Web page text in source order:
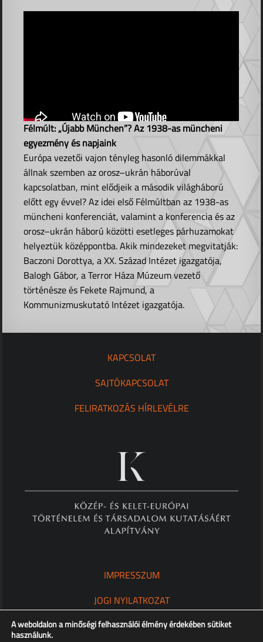
Félmúlt: „Újabb München”? Az 1938-as müncheni
egyezmény és napjaink
Európa vezetői vajon tényleg hasonló dilemmákkal
állnak szemben az orosz–ukrán háborúval
kapcsolatban, mint elődjeik a második világháború
előtt egy évvel? Az idei első Félmúltban az 1938-as
müncheni konferenciát, valamint a konferencia és az
orosz–ukrán háború közötti esetleges párhuzamokat
helyeztük középpontba. Akik mindezeket megvitatják:
Baczoni Dorottya, a XX. Század Intézet igazgatója,
Balogh Gábor, a Terror Háza Múzeum vezető
történésze és Fekete Rajmund, a
Kommunizmuskutató Intézet igazgatója.
KAPCSOLAT
SAJTÓKAPCSOLAT
FELIRATKOZÁS HÍRLEVÉLRE
IMPRESSZUM
JOGI NYILATKOZAT
ADATKEZELÉSI TÁJÉKOZTATÓ
A weboldalon a minőségi felhasználói élmény érdekében sütiket
használunk.